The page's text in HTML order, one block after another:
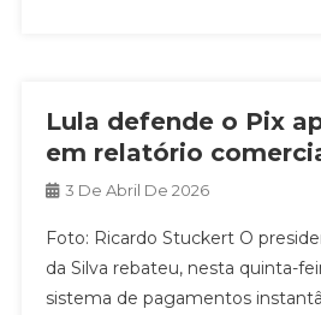
Lula defende o Pix
em relatório
3 De Abril De 2026
Foto: Ricardo Stuckert O
da Silva rebateu, nesta quinta-
sistema de pagamentos